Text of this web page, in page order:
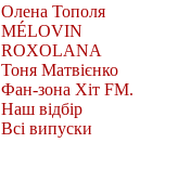
Олена Тополя
MÉLOVIN
ROXOLANA
Тоня Матвієнко
Фан-зона Хіт FM.
Наш відбір
Всі випуски